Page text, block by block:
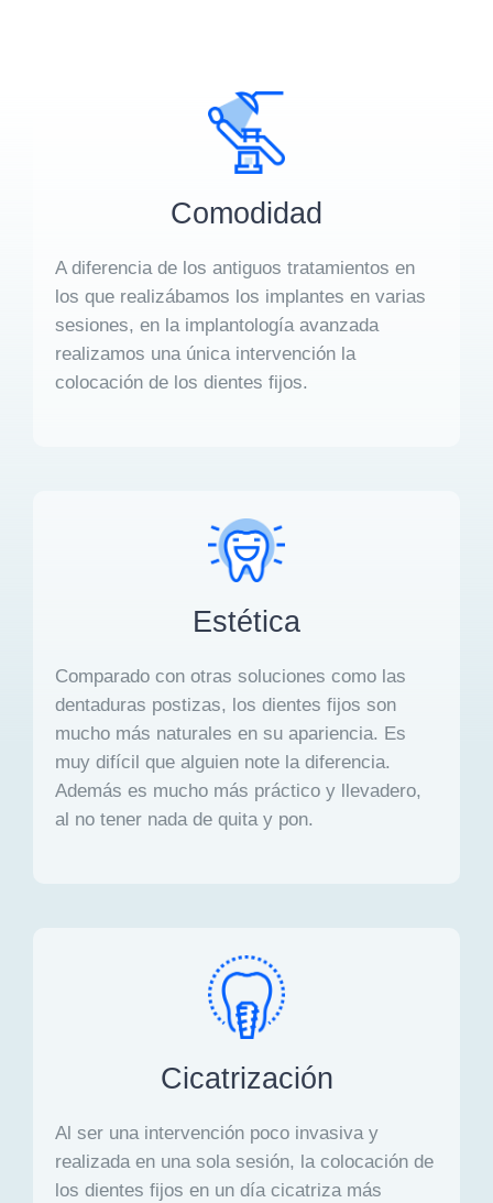
Comodidad
A diferencia de los antiguos tratamientos en
los que realizábamos los implantes en varias
sesiones, en la implantología avanzada
realizamos una única intervención la
colocación de los dientes fijos.
Estética
Comparado con otras soluciones como las
dentaduras postizas, los dientes fijos son
mucho más naturales en su apariencia. Es
muy difícil que alguien note la diferencia.
Además es mucho más práctico y llevadero,
al no tener nada de quita y pon.
Cicatrización
Al ser una intervención poco invasiva y
realizada en una sola sesión, la colocación de
los dientes fijos en un día cicatriza más